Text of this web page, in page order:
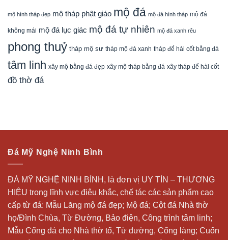
mộ hình tháp đẹp mộ tháp phật giáo mộ đá mộ đá hình tháp mộ đá
không mái mộ đá lục giác mộ đá tự nhiên mộ đá xanh rêu
phong thuỷ tháp mộ sư tháp mộ đá xanh tháp để hài cốt bằng đá
tâm linh xây mộ bằng đá đẹp xây mộ tháp bằng đá xây tháp để hài cốt
đồ thờ đá
Đá Mỹ Nghệ Ninh Bình
ĐÁ MỸ NGHỆ NINH BÌNH, là đơn vị UY TÍN – THƯƠNG
HIỆU trong lĩnh vực điêu khắc, chế tác các sản phẩm cao
cấp từ đá: Mẫu Lăng mộ đá đẹp; Mộ đá; Cột đá Nhà thờ
họ/Đình Chùa, Từ Đường, Bảo điện, Công trình tâm linh;
Mẫu Cổng đá cho Nhà thờ tổ, Từ đường, Cổng làng; Cuốn